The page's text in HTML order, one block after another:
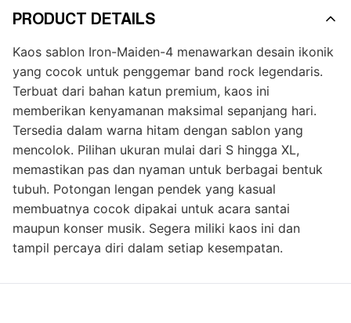
PRODUCT DETAILS
Kaos sablon Iron-Maiden-4 menawarkan desain ikonik
yang cocok untuk penggemar band rock legendaris.
Terbuat dari bahan katun premium, kaos ini
memberikan kenyamanan maksimal sepanjang hari.
Tersedia dalam warna hitam dengan sablon yang
mencolok. Pilihan ukuran mulai dari S hingga XL,
memastikan pas dan nyaman untuk berbagai bentuk
tubuh. Potongan lengan pendek yang kasual
membuatnya cocok dipakai untuk acara santai
maupun konser musik. Segera miliki kaos ini dan
tampil percaya diri dalam setiap kesempatan.